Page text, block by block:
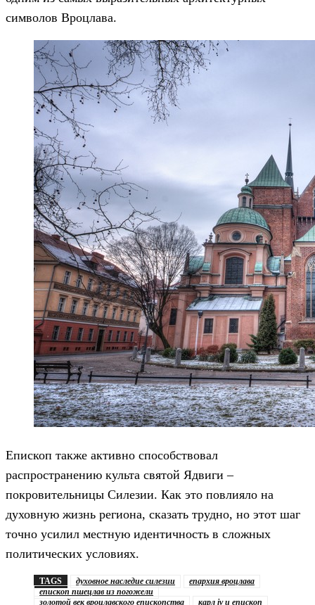
символов Вроцлава.
Епископ также активно способствовал
распространению культа святой Ядвиги –
покровительницы Силезии. Как это повлияло на
духовную жизнь региона, сказать трудно, но этот шаг
точно усилил местную идентичность в сложных
политических условиях.
TAGS духовное наследие силезии
епархия вроцлава
епископ пшецлав из погожели
золотой век вроцлавского епископства
карл iv и епископ